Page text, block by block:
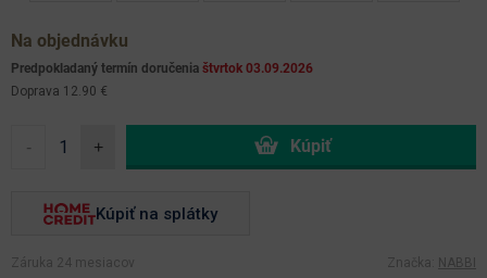
Na objednávku
Predpokladaný termín doručenia štvrtok 03.09.2026
Doprava 12.90 €
- +
Kúpiť na splátky
Záruka 24 mesiacov Značka: NABBI